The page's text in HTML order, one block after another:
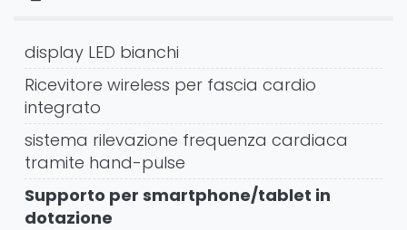
display LED bianchi
Ricevitore wireless per fascia cardio
integrato
sistema rilevazione frequenza cardiaca
tramite hand-pulse
Supporto per smartphone/tablet in
dotazione